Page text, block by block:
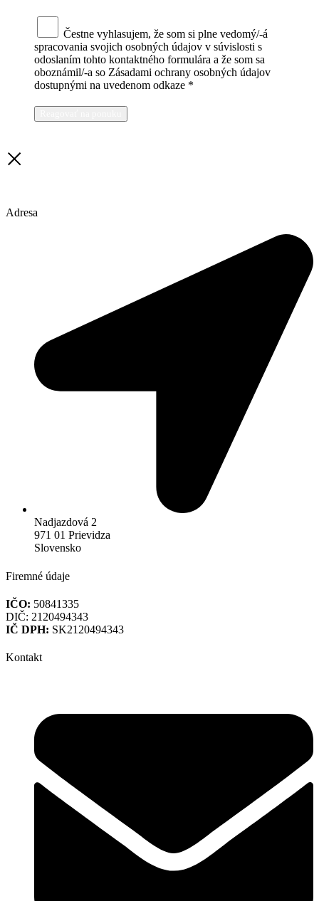
Čestne vyhlasujem, že som si plne vedomý/-á
spracovania svojich osobných údajov v súvislosti s
odoslaním tohto kontaktného formulára a že som sa
oboznámil/-a so Zásadami ochrany osobných údajov
dostupnými na uvedenom odkaze *
Adresa
Nadjazdová 2
971 01 Prievidza
Slovensko
Firemné údaje
IČO: 50841335
DIČ: 2120494343
IČ DPH: SK2120494343
Kontakt